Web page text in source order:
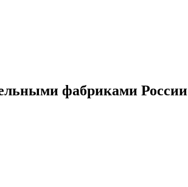
фабриками России